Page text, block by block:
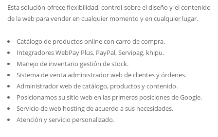
Esta solución ofrece flexibilidad, control sobre el diseño y el contenido
de la web para vender en cualquier momento y en cualquier lugar.
Catálogo de productos online con carro de compra.
Integradores WebPay Plus, PayPal, Servipag, khipu.
Manejo de inventario gestión de stock.
Sistema de venta administrador web de clientes y órdenes.
Administrador web de catálogo, productos y contenido.
Posicionamos su sitio web en las primeras posiciones de Google.
Servicio de web hosting de acuerdo a sus necesidades.
Atención y servicio personalizado.